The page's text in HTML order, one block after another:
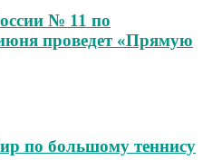
№ 11 по
проведет «Прямую
по большому теннису